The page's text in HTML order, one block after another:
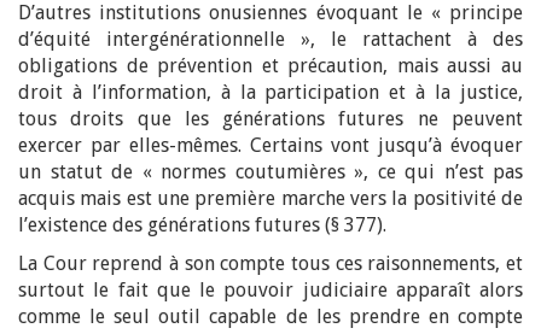
D’autres institutions onusiennes évoquant le « principe
d’équité intergénérationnelle », le rattachent à des
obligations de prévention et précaution, mais aussi au
droit à l’information, à la participation et à la justice,
tous droits que les générations futures ne peuvent
exercer par elles-mêmes. Certains vont jusqu’à évoquer
un statut de « normes coutumières », ce qui n’est pas
acquis mais est une première marche vers la positivité de
l’existence des générations futures (§ 377).
La Cour reprend à son compte tous ces raisonnements, et
surtout le fait que le pouvoir judiciaire apparaît alors
comme le seul outil capable de les prendre en compte